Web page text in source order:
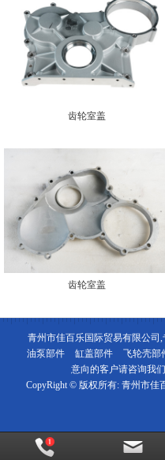
齿轮室盖
齿轮室盖
青州市佳百乐国际贸易有限公司,
油泵部件
缸盖部件 飞轮壳部
意向的客户请咨询我
CopyRight © 版权所有: 青州市佳